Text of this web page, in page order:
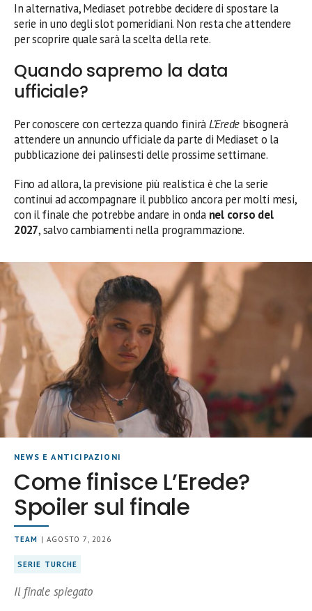
In alternativa, Mediaset potrebbe decidere di spostare la
serie in uno degli slot pomeridiani. Non resta che attendere
per scoprire quale sarà la scelta della rete.
Quando sapremo la data
ufficiale?
Per conoscere con certezza quando finiràL’Erede bisognerà
attendere un annuncio ufficiale da parte di Mediaset o la
pubblicazione dei palinsesti delle prossime settimane.
Fino ad allora, la previsione più realistica è che la serie
continui ad accompagnare il pubblico ancora per molti mesi,
con il finale che potrebbe andare in onda nel corso del
2027, salvo cambiamenti nella programmazione.
NEWS E ANTICIPAZIONI
Come finisce L’Erede?
Spoiler sul finale
TEAM | AGOSTO 7, 2026
SERIE TURCHE
Il finale spiegato